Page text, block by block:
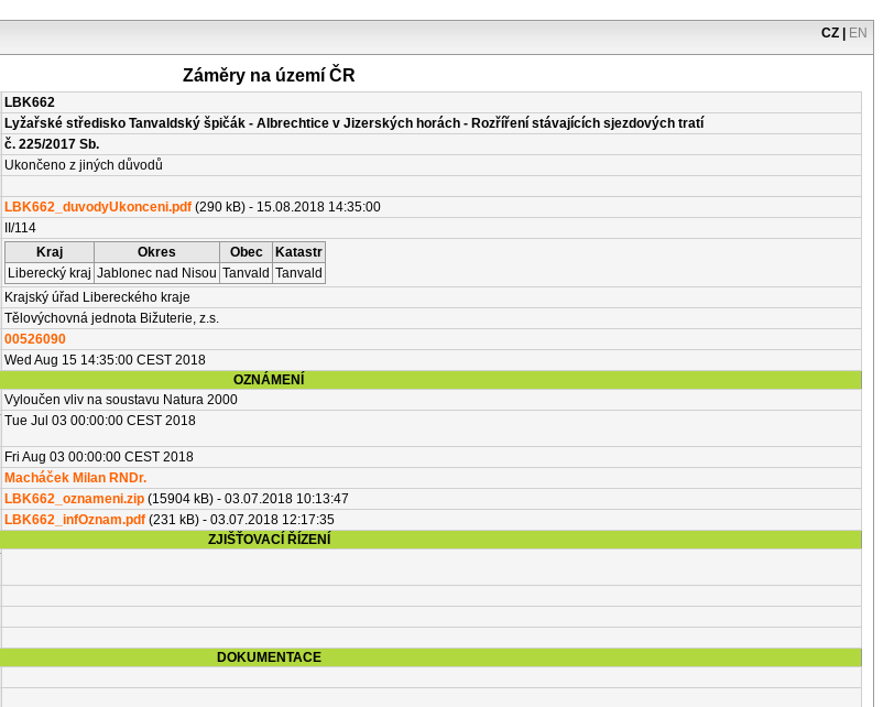
CZ EN
Záměry na území ČR
LBK662
Lyžařské středisko Tanvaldský špičák - Albrechtice v Jizerských horách - Rozříření stávajících sjezdových tratí
č. 225/2017 Sb.
Ukončeno z jiných důvodů
LBK662_duvodyUkonceni.pdf (290 kB) - 15.08.2018 14:35:00
II/114
Kraj Okres Obec
Katastr
Liberecký kraj Jablonec nad Nisou Tanvald Tanvald
Krajský úřad Libereckého kraje
Tělovýchovná jednota Bižuterie, z.s.
00526090
Wed Aug 15 14:35:00 CEST 2018
OZNÁMENÍ
Vyloučen vliv na soustavu Natura 2000
Tue Jul 03 00:00:00 CEST 2018
Fri Aug 03 00:00:00 CEST 2018
Macháček Milan RNDr.
LBK662_oznameni.zip (15904 kB) - 03.07.2018 10:13:47
LBK662_infOznam.pdf (231 kB) - 03.07.2018 12:17:35
ZJIŠŤOVACÍ ŘÍZENÍ
DOKUMENTACE